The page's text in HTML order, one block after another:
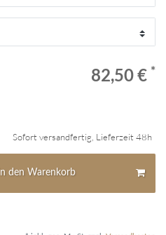
82,50 € *
Sofort versandfertig, Lieferzeit 48h
In den Warenkorb